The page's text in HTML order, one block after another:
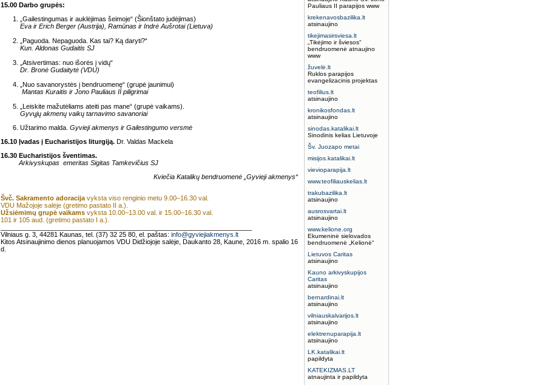
15.00 Darbo grupės:
1. „Gailestingumas ir auklėjimas šeimoje“ (Šionštato judėjimas)
Eva ir Erich Berger (Austrija), Ramūnas ir Indrė Aušrotai (Lietuva)
2. „Paguoda. Nepaguoda. Kas tai? Ką daryti?“
Kun. Aldonas Gudaitis SJ
3. „Atsivertimas: nuo išorės į vidų“
Dr. Bronė Gudaitytė (VDU)
4. „Nuo savanorystės į bendruomenę“ (grupė jaunimui)
Mantas Kuraitis ir Jono Pauliaus II piligrimai
5. „Leiskite mažutėliams ateiti pas mane“ (grupė vaikams).
Gyvųjų akmenų vaikų tarnavimo savanoriai
6. Užtarimo malda. Gyvieji akmenys ir Gailestingumo versmė
16.10 Įvadas į Eucharistijos liturgiją. Dr. Valdas Mackela
16.30 Eucharistijos šventimas.
Arkivyskupas emeritas Sigitas Tamkevičius SJ
Kviečia Katalikų bendruomenė „Gyvieji akmenys“
Švč. Sakramento adoracija vyksta viso renginio metu 9.00–16.30 val.
VDU Mažojoje salėje (gretimo pastato II a.).
Užsiėmimų grupė vaikams vyksta 10.00–13.00 val. ir 15.00–16.30 val.
101 ir 105 aud. (gretimo pastato I a.).
Vilniaus g. 3, 44281 Kaunas, tel. (37) 32 25 80, el. paštas: info@gyviejiakmenys.lt
Kitos Atsinaujinimo dienos planuojamos VDU Didžiojoje salėje, Daukanto 28, Kaune, 2016 m. spalio 16
d.
Pauliaus II parapijos www
krekenavosbazilika.lt
atsinaujino
tikejimasirsviesa.lt
„Tikėjimo ir šviesos“
bendruomenė atnaujino
www
žuvelė.lt
Ruklos parapijos
evangelizacinis projektas
teofilius.lt
atsinaujino
kronikosfondas.lt
atsinaujino
sinodas.katalikai.lt
Sinodinis kelias Lietuvoje
Šv. Juozapo metai
misijos.katalikai.lt
vievioparapija.lt
www.teofiliauskelias.lt
trakubazilika.lt
atsinaujino
ausrosvartai.lt
atsinaujino
www.kelione.org
Ekumeninė sielovados
bendruomenė „Kelionė“
Lietuvos Caritas
atsinaujino
Kauno arkivyskupijos
Caritas
atsinaujino
bernardinai.lt
atsinaujino
vilniauskalvarijos.lt
atsinaujino
elektrenuparapija.lt
atsinaujino
LK.katalikai.lt
papildyta
KATEKIZMAS.LT
atnaujinta ir papildyta